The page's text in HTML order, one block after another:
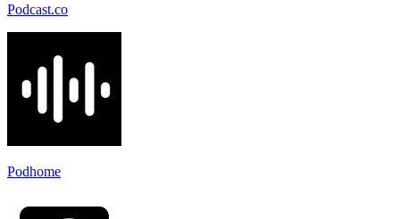
Podcast.co
Podhome